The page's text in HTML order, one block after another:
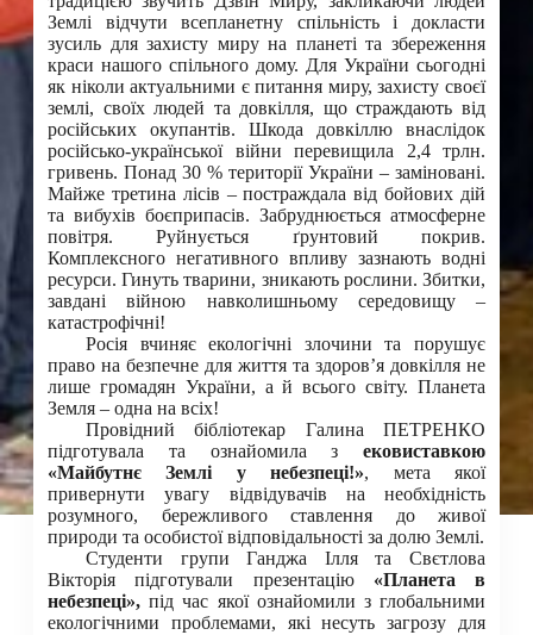
Землі відчути всепланетну спільність і докласти
зусиль для захисту миру на планеті та збереження
краси нашого спільного дому. Для України сьогодні
як ніколи актуальними є питання миру, захисту своєї
землі, своїх людей та довкілля, що страждають від
російських окупантів. Шкода довкіллю внаслідок
російсько-української війни перевищила 2,4 трлн.
гривень. Понад 30 % території України – заміновані.
Майже третина лісів – постраждала від бойових дій
та вибухів боєприпасів. Забруднюється атмосферне
повітря. Руйнується ґрунтовий покрив.
Комплексного негативного впливу зазнають водні
ресурси. Гинуть тварини, зникають рослини. Збитки,
завдані війною навколишньому середовищу –
катастрофічні!
Росія вчиняє екологічні злочини та порушує
право на безпечне для життя та здоров’я довкілля не
лише громадян України, а й всього світу. Планета
Земля – одна на всіх!
Провідний бібліотекар Галина ПЕТРЕНКО
підготувала та ознайомила з ековиставкою
«Майбутнє Землі у небезпеці!», мета якої
привернути увагу відвідувачів на необхідність
розумного, бережливого ставлення до живої
природи та особистої відповідальності за долю Землі.
Студенти групи Ганджа Ілля та Свєтлова
Вікторія підготували презентацію «Планета в
небезпеці»,під час якої ознайомили з глобальними
екологічними проблемами, які несуть загрозу для